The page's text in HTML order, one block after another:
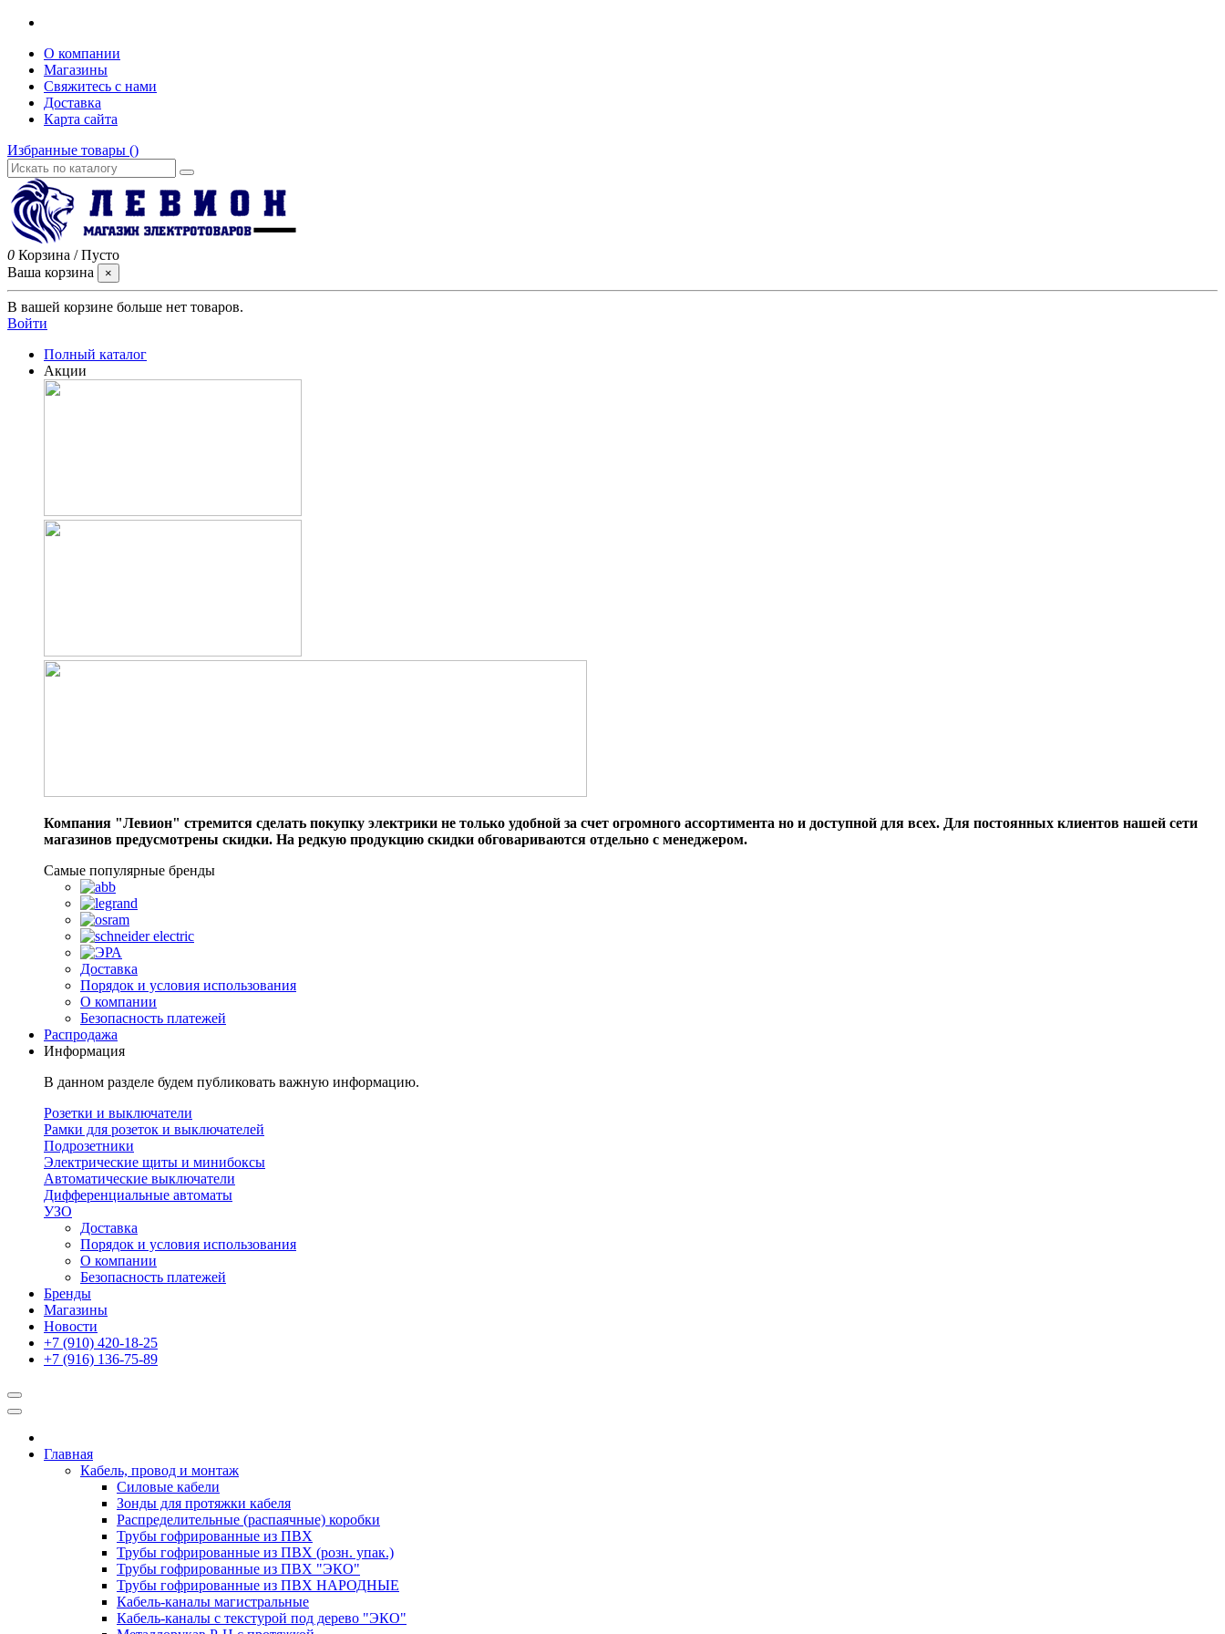
О компании
Магазины
Свяжитесь с нами
Доставка
Карта сайта
Избранные товары ()
0 Корзина /Пусто
Ваша корзина
×
В вашей корзине больше нет товаров.
Войти
Полный каталог
Акции
Компания "Левион" стремится сделать покупку электрики не только удобной за счет огромного ассортимента но и доступной для всех. Для постоянных клиентов нашей сети
магазинов предусмотрены скидки. На редкую продукцию скидки обговариваются отдельно с менеджером.
Самые популярные бренды
Доставка
Порядок и условия использования
О компании
Безопасность платежей
Распродажа
Информация
В данном разделе будем публиковать важную информацию.
Розетки и выключатели
Рамки для розеток и выключателей
Подрозетники
Электрические щиты и минибоксы
Автоматические выключатели
Дифференциальные автоматы
УЗО
Доставка
Порядок и условия использования
О компании
Безопасность платежей
Бренды
Магазины
Новости
+7 (910) 420-18-25
+7 (916) 136-75-89
Главная
Кабель, провод и монтаж
Силовые кабели
Зонды для протяжки кабеля
Распределительные (распаячные) коробки
Трубы гофрированные из ПВХ
Трубы гофрированные из ПВХ (розн. упак.)
Трубы гофрированные из ПВХ "ЭКО"
Трубы гофрированные из ПВХ НАРОДНЫЕ
Кабель-каналы магистральные
Кабель-каналы с текстурой под дерево "ЭКО"